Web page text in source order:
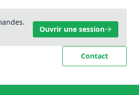
Ouvrir une session
Contact